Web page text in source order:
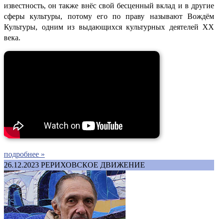
известность, он также внёс свой бесценный вклад и в другие
сферы культуры, потому его по праву называют Вождём
Культуры, одним из выдающихся культурных деятелей ХХ
века.
подробнее »
26.12.2023 РЕРИХОВСКОЕ ДВИЖЕНИЕ